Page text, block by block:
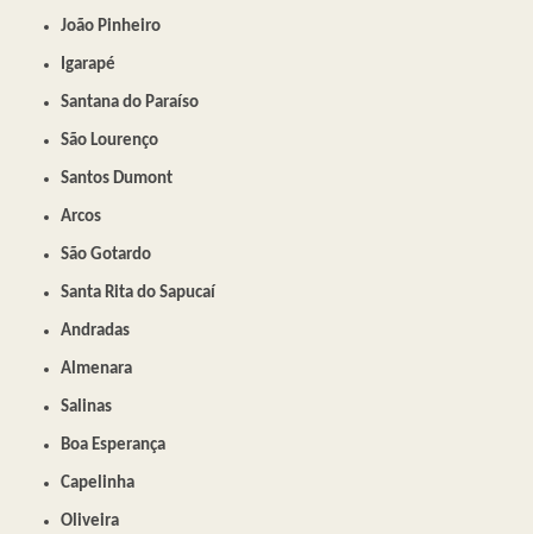
João Pinheiro
Igarapé
Santana do Paraíso
São Lourenço
Santos Dumont
Arcos
São Gotardo
Santa Rita do Sapucaí
Andradas
Almenara
Salinas
Boa Esperança
Capelinha
Oliveira